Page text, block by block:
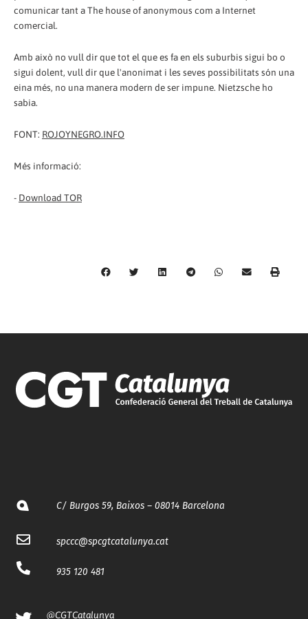
comunicar tant a The house of anonymous com a Internet
comercial.
Amb això no vull dir que tot el que es fa en els suburbis sigui bo o
sigui dolent, vull dir que l'anonimat i les seves possibilitats són una
eina més, no una manera modern de ser impune. Nietzsche ho
sabia.
FONT: ROJOYNEGRO.INFO
Més informació:
- Download TOR
C/ Burgos 59, Baixos – 08014 Barcelona
spccc@spcgtcatalunya.cat
935 120 481
@CGTCatalunya